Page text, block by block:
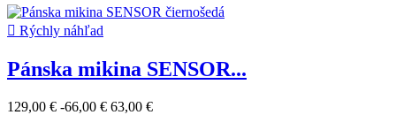
 Rýchly náhľad
Pánska mikina SENSOR...
129,00 € -66,00 € 63,00 €